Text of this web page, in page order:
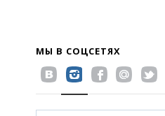
МЫ В СОЦСЕТЯХ